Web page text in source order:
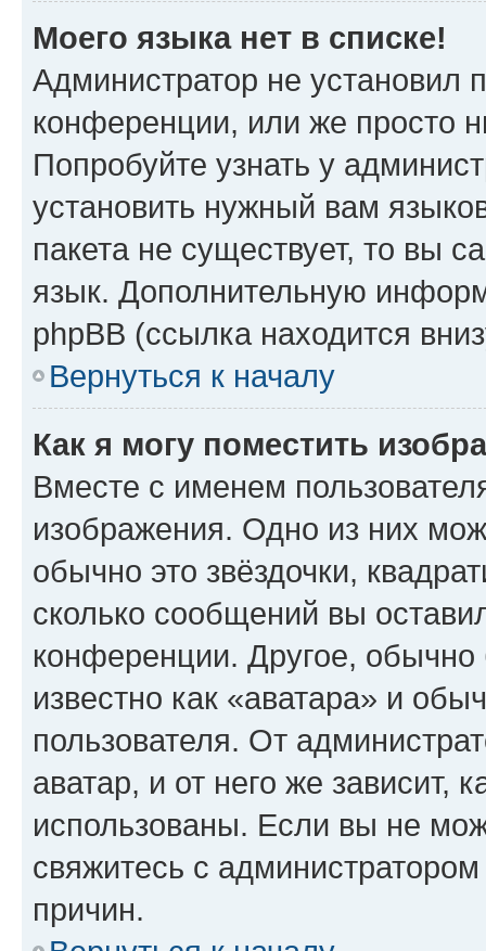
Моего языка нет в списке!
Администратор не установил
конференции, или же просто
Попробуйте узнать у
установить нужный вам
пакета не существует, то вы
язык. Дополнительную
phpBB (ссылка находится
Вернуться к началу
Как я могу поместить
Вместе с именем
изображения. Одно из них
обычно это звёздочки,
сколько сообщений вы
конференции. Другое,
известно как «аватара» и
пользователя. От
аватар, и от него же зависит,
использованы. Если вы не
свяжитесь с
причин.